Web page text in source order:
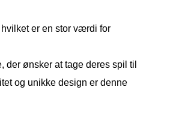
er en stor værdi for
ønsker at tage deres spil til
og unikke design er denne